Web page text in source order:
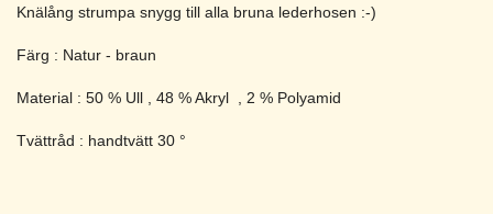
Knälång strumpa snygg till alla bruna lederhosen :-)
Färg : Natur - braun
Material : 50 % Ull , 48 % Akryl , 2 % Polyamid
Tvättråd : handtvätt 30 °